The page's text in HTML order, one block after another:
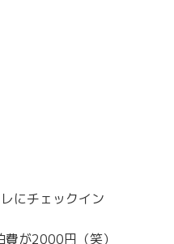
にチェックイン
が2000円（笑）